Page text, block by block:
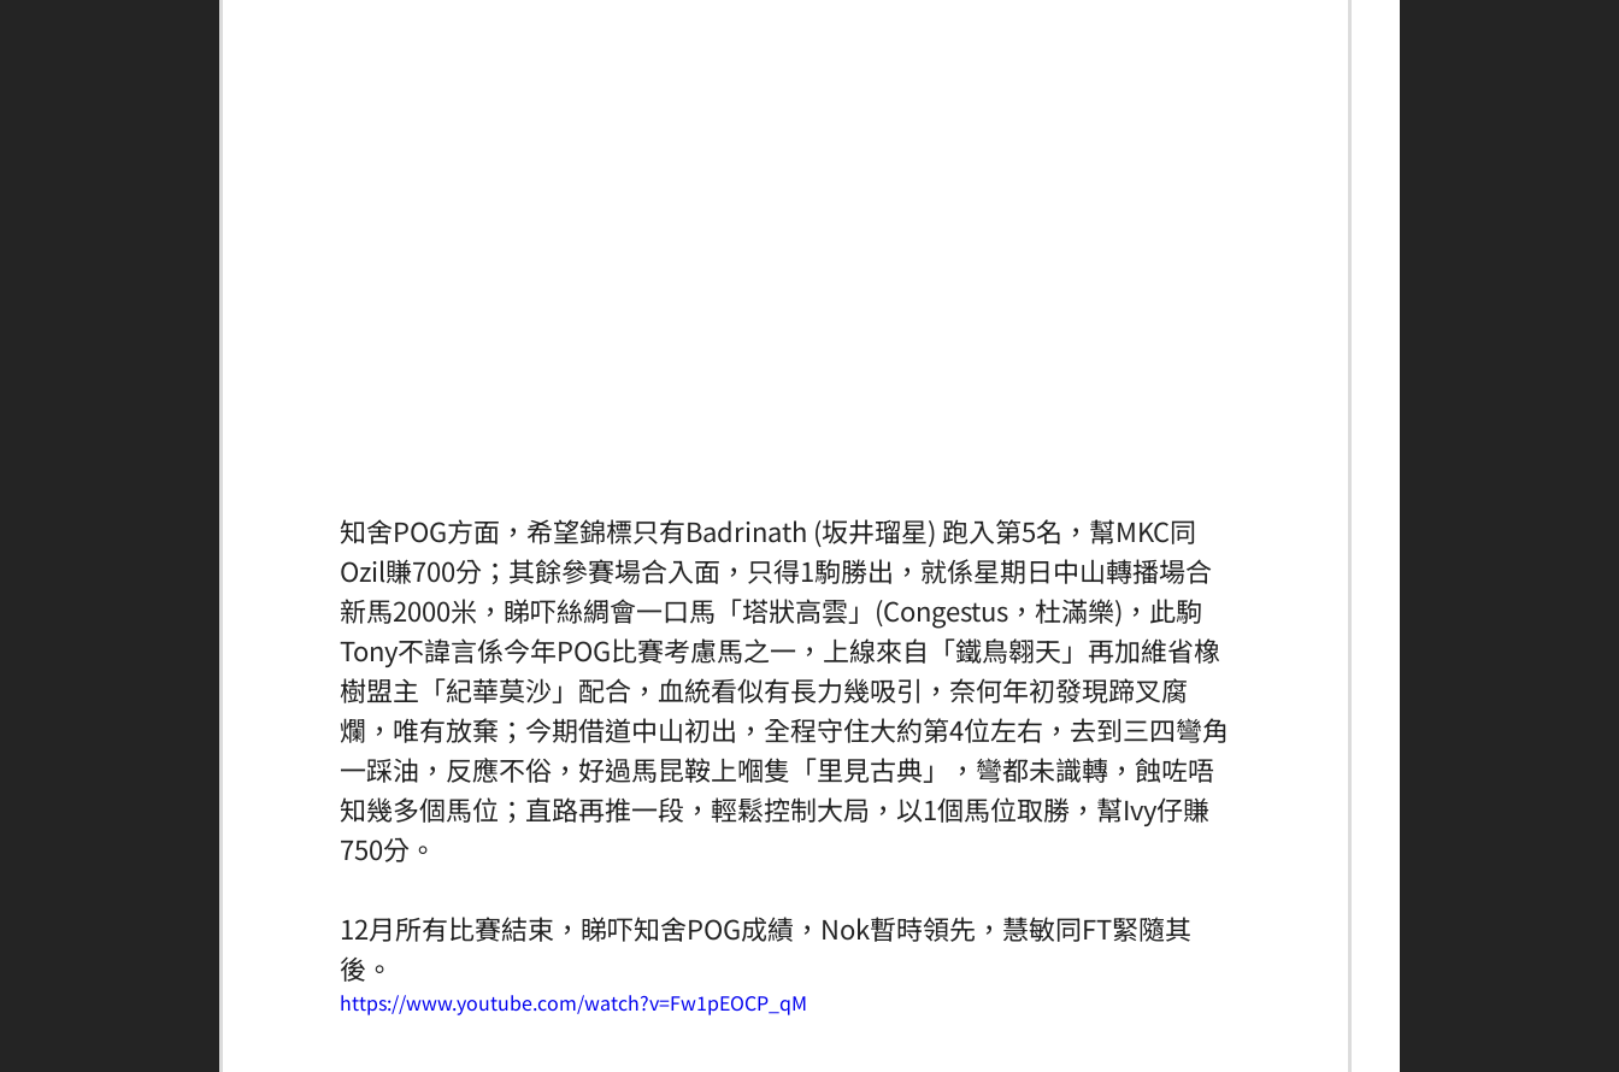
知舍POG方面，希望錦標只有Badrinath (坂井瑠星) 跑入第5名，幫MKC同
Ozil賺700分；其餘參賽場合入面，只得1駒勝出，就係星期日中山轉播場合
新馬2000米，睇吓絲綢會一口馬「塔狀高雲」(Congestus，杜滿樂)，此駒
Tony不諱言係今年POG比賽考慮馬之一，上線來自「鐵鳥翱天」再加維省橡
樹盟主「紀華莫沙」配合，血統看似有長力幾吸引，奈何年初發現蹄叉腐
爛，唯有放棄；今期借道中山初出，全程守住大約第4位左右，去到三四彎角
一踩油，反應不俗，好過馬昆鞍上嗰隻「里見古典」，彎都未識轉，蝕咗唔
知幾多個馬位；直路再推一段，輕鬆控制大局，以1個馬位取勝，幫Ivy仔賺
750分。
12月所有比賽結束，睇吓知舍POG成績，Nok暫時領先，慧敏同FT緊隨其
後。
https://www.youtube.com/watch?v=Fw1pEOCP_qM